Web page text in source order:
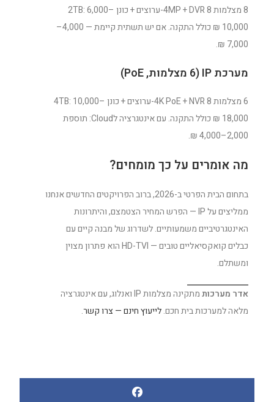
8 מצלמות 4MP + DVR 8-ערוצים + כונן 2TB: 6,000–
10,000 ₪ כולל התקנה. אם יש תשתית קיימת — 4,000–
7,000 ₪.
מערכת IP (6 מצלמות, PoE)
6 מצלמות 4K PoE + NVR 8-ערוצים + כונן 4TB: 10,000–
18,000 ₪ כולל התקנה. עם אינטגרציה לCloud: תוספת
2,000–4,000 ₪.
מה אומרים על כך מומחים?
בתחום הבית הפרטי ב-2026, ברוב הפרויקטים החדשים אנחנו
ממליצים על IP — הפרש המחיר הצטמצם, והיתרונות
האינטגרטיביים משמעותיים. לשדרוג של מבנה קיים עם
כבלים קואקסיאליים טובים — HD-TVI הוא פתרון מצוין
ומשתלם.
אדר מערכות
מתקינה מצלמות IP ואנלוג, עם אינטגרציה
מלאה למערכות בית חכם.לייעוץ חינם — צרו קשר.